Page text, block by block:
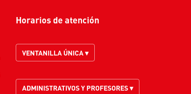
Horarios de atención
VENTANILLA ÚNICA ▾
ADMINISTRATIVOS Y PROFESORES ▾